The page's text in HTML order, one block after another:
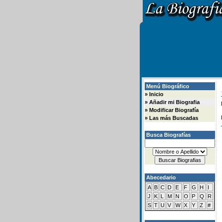
Menú Biográfico
» Inicio
» Añadir mi Biografia
» Modificar Biografía
» Las más Buscadas
Busca Biografías
Abecedario
A B C D E F G H
I
J
K L M N O P Q
R
S T U V W X Y Z #